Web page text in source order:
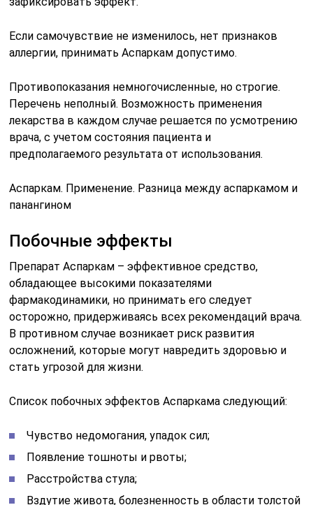
Если самочувствие не изменилось, нет признаков
аллергии, принимать Аспаркам допустимо.
Противопоказания немногочисленные, но строгие.
Перечень неполный. Возможность применения
лекарства в каждом случае решается по усмотрению
врача, с учетом состояния пациента и
предполагаемого результата от использования.
Аспаркам. Применение. Разница между аспаркамом и
панангином
Побочные эффекты
Препарат Аспаркам – эффективное средство,
обладающее высокими показателями
фармакодинамики, но принимать его следует
осторожно, придерживаясь всех рекомендаций врача.
В противном случае возникает риск развития
осложнений, которые могут навредить здоровью и
стать угрозой для жизни.
Список побочных эффектов Аспаркама следующий:
Чувство недомогания, упадок сил;
Появление тошноты и рвоты;
Расстройства стула;
Вздутие живота, болезненность в области толстой